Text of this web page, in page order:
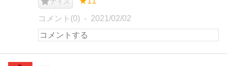
コメント(0) 2021/02/02